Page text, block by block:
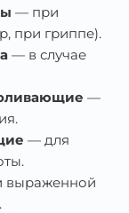
— при
при гриппе).
— в случае
—
— для
выраженной